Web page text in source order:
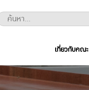
เกี่ยวกับคณะ